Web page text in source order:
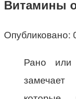
Витамины
Опубликовано:
Рано